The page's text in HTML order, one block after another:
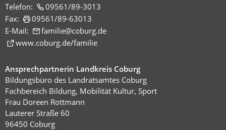
Telefon:
09561/89-3013
Fax:
09561/89-63013
E-Mail:
familie coburg de
www.coburg.de/familie
(Öffnet
einem
neuen
Tab)
Ansprechpartnerin Landkreis Coburg
Bildungsbüro des Landratsamtes Coburg
Fachbereich Bildung, Mobilität Kultur, Sport
Frau Doreen Rottmann
Lauterer Straße 60
96450 Coburg